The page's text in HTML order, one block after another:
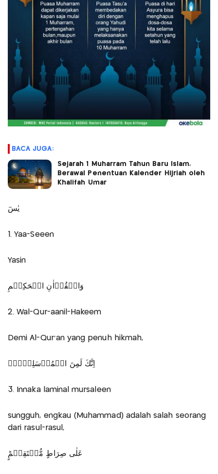
BACA JUGA:
Sejarah 1 Muharram Tahun Baru Islam,
Berawal Penentuan Kalender Hijriah oleh
Khalifah Umar
يٰسٓ
1. Yaa-Seeen
Yasin
وَالۡقُرۡاٰنِ الۡحَكِيۡمِ
2. Wal-Qur-aanil-Hakeem
Demi Al-Qur'an yang penuh hikmah,
اِنَّكَ لَمِنَ الۡمُرۡسَلِيۡنَۙ
3. Innaka laminal mursaleen
sungguh, engkau (Muhammad) adalah salah seorang
dari rasul-rasul,
عَلٰى صِرَاطٍ مُّسۡتَقِيۡمٍؕ‏